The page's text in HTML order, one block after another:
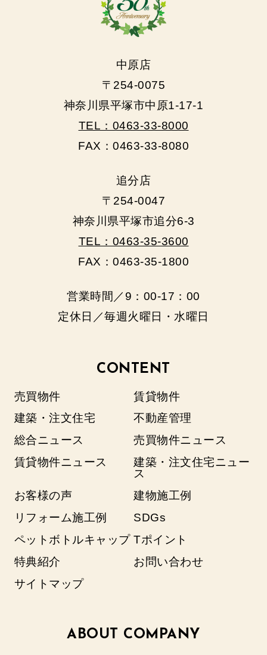
中原店
〒254-0075
神奈川県平塚市中原1-17-1
TEL：0463-33-8000
FAX：0463-33-8080
追分店
〒254-0047
神奈川県平塚市追分6-3
TEL：0463-35-3600
FAX：0463-35-1800
営業時間／9：00‐17：00
定休日／毎週火曜日・水曜日
CONTENT
売買物件
賃貸物件
建築・注文住宅
不動産管理
総合ニュース
売買物件ニュース
賃貸物件ニュース
建築・注文住宅ニュー
ス
お客様の声
建物施工例
リフォーム施工例
SDGs
ペットボトルキャップ Tポイント
特典紹介
お問い合わせ
サイトマップ
ABOUT COMPANY